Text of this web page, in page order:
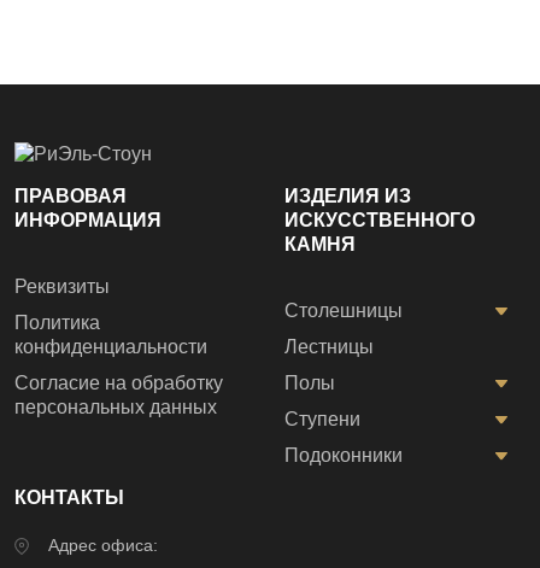
ПРАВОВАЯ
ИНФОРМАЦИЯ
Реквизиты
Политика
конфиденциальности
Согласие на обработку
персональных данных
ИЗДЕЛИЯ ИЗ
ИСКУССТВЕННОГО
КАМНЯ
Столешницы
Лестницы
Полы
Ступени
Подоконники
КОНТАКТЫ
Адрес офиса: